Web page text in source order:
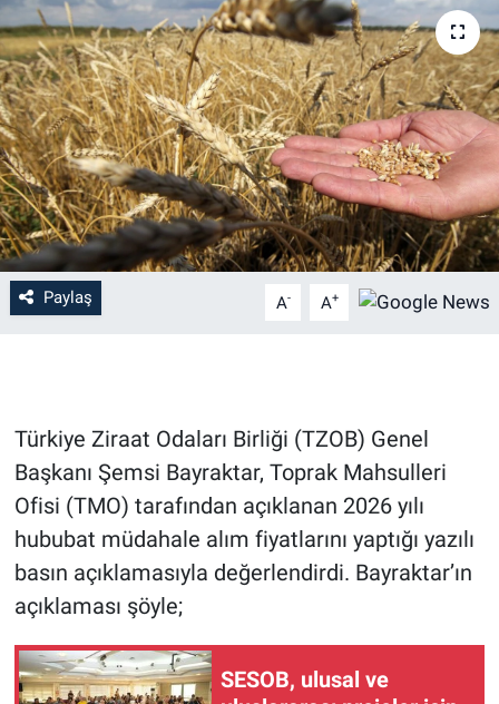
Paylaş A- A+
Türkiye Ziraat Odaları Birliği (TZOB) Genel
Başkanı Şemsi Bayraktar, Toprak Mahsulleri
Ofisi (TMO) tarafından açıklanan 2026 yılı
hububat müdahale alım fiyatlarını yaptığı yazılı
basın açıklamasıyla değerlendirdi. Bayraktar’ın
açıklaması şöyle;
SESOB, ulusal ve